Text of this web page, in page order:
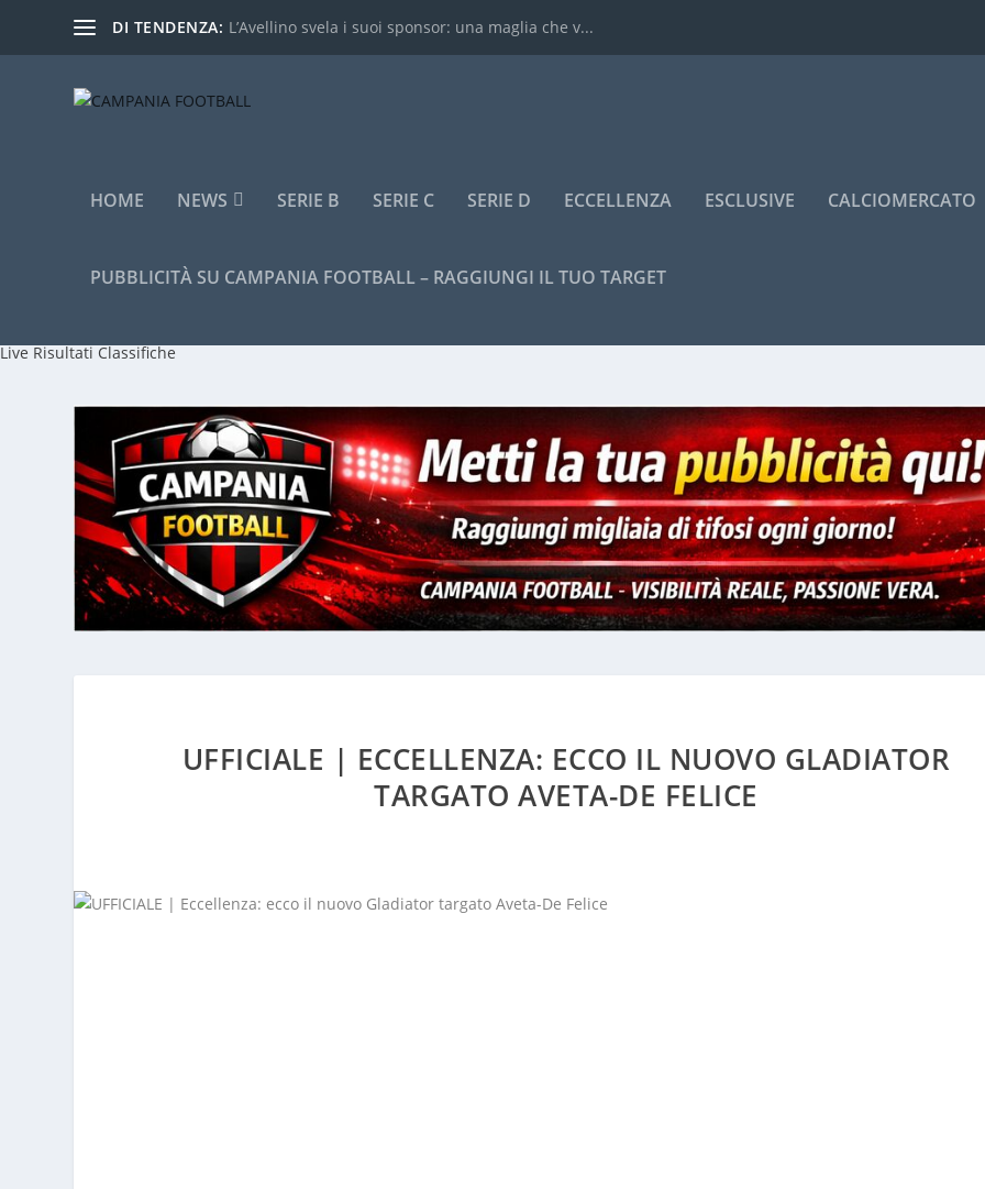
DI TENDENZA: L’Avellino svela i suoi sponsor: una maglia che v...
HOME NEWS SERIE B SERIE C SERIE D ECCELLENZA ESCLUSIVE CALCIOMERCATO
PUBBLICITÀ SU CAMPANIA FOOTBALL – RAGGIUNGI IL TUO TARGET
Live Risultati Classifiche
UFFICIALE | ECCELLENZA: ECCO IL NUOVO GLADIATOR
TARGATO AVETA-DE FELICE